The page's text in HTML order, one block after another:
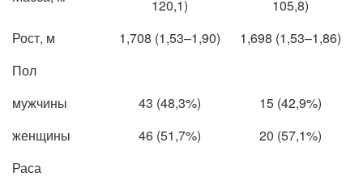
120,1)
105,8)
Рост, м
1,708 (1,53–1,90)
1,698 (1,53–1,86)
Пол
мужчины
43 (48,3%)
15 (42,9%)
женщины
46 (51,7%)
20 (57,1%)
Раса